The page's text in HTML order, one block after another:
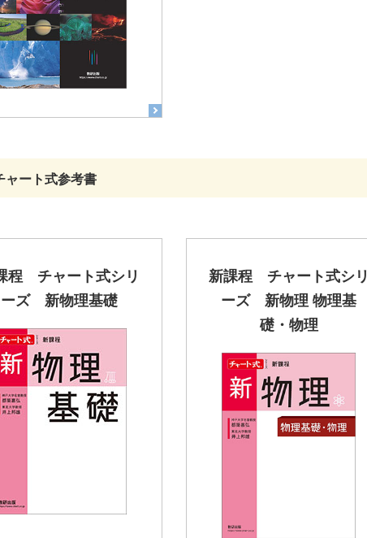
ャート式参考書
程 チャート式シリ
ーズ 新物理基礎
新課程 チャート式シリ
ーズ 新物理 物理基
礎・物理